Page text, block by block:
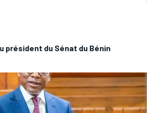
président du Sénat du Bénin